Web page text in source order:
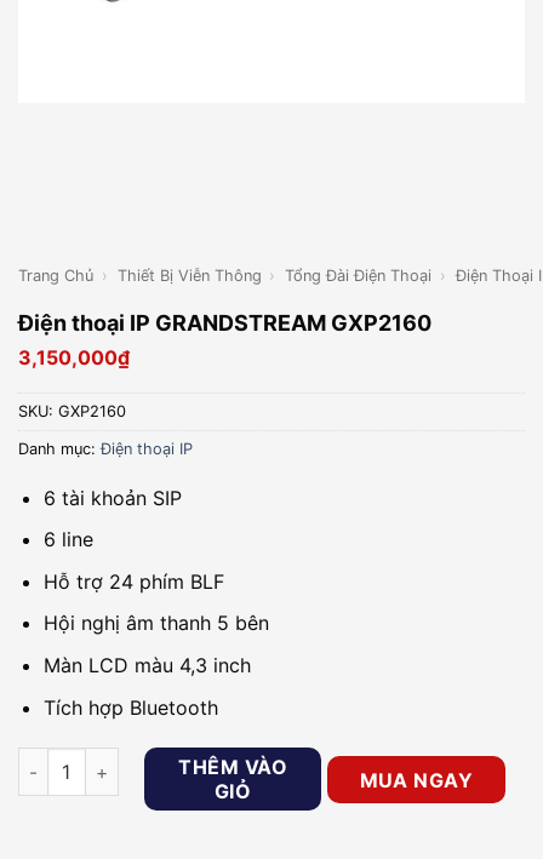
Trang Chủ › Thiết Bị Viễn Thông › Tổng Đài Điện Thoại › Điện Thoại
Điện thoại IP GRANDSTREAM GXP2160
3,150,000₫
SKU: GXP2160
Danh mục:Điện thoại IP
6 tài khoản SIP
6 line
Hỗ trợ 24 phím BLF
Hội nghị âm thanh 5 bên
Màn LCD màu 4,3 inch
Tích hợp Bluetooth
Điện thoại IP GRANDSTREAM GXP2160 số lượng
THÊM VÀO
GIỎ
MUA NGAY